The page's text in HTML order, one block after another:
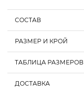
СОСТАВ
РАЗМЕР И КРОЙ
ТАБЛИЦА РАЗМЕРОВ
ДОСТАВКА